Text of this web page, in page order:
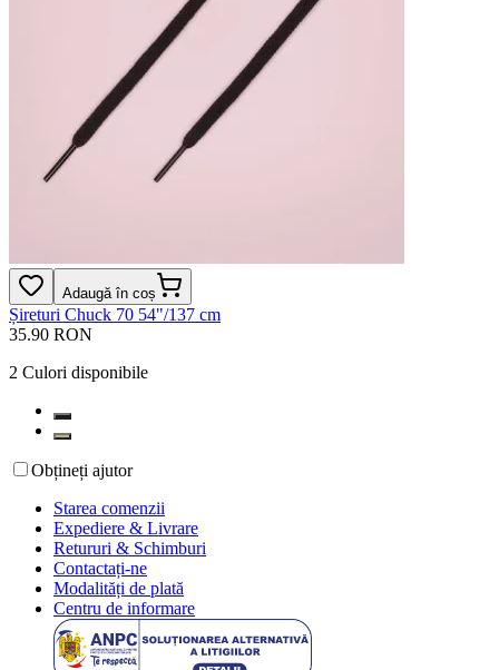
Adaugă în coș
Șireturi Chuck 70 54"/137 cm
35.90 RON
2 Culori disponibile
Obțineți ajutor
Starea comenzii
Expediere & Livrare
Retururi & Schimburi
Contactați-ne
Modalități de plată
Centru de informare